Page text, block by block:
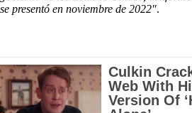
se presentó en noviembre de 2022″.